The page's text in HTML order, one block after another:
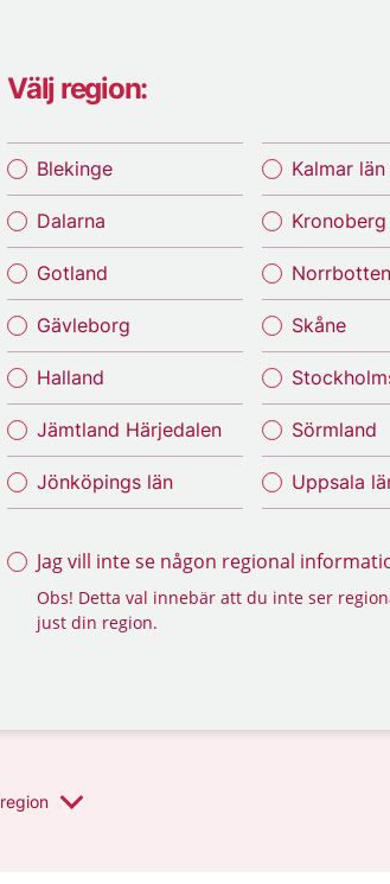
Välj region:
Blekinge
Dalarna
Gotland
Gävleborg
Halland
Jämtland Härjedalen
Jönköpings län
Kalmar län
Kronoberg
Norrbotten
Skåne
Sörmland
Uppsala
Jag vill inte se någon regional
Obs! Detta val innebär att du inte ser
just din region.
region